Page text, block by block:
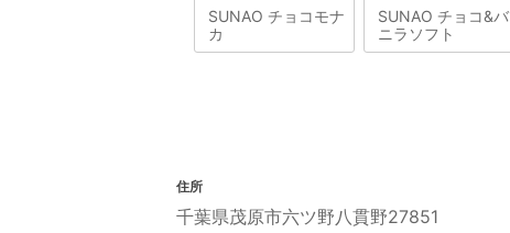
SUNAO チョコモナ
カ
SUNAO チョコ&バ
ニラソフト
住所
千葉県茂原市六ツ野八貫野27851